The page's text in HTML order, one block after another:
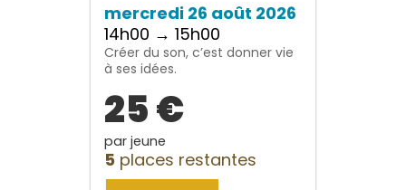
mercredi 26 août 2026
14h00 → 15h00
Créer du son, c’est donner vie
à ses idées.
25 €
par jeune
5 places restantes